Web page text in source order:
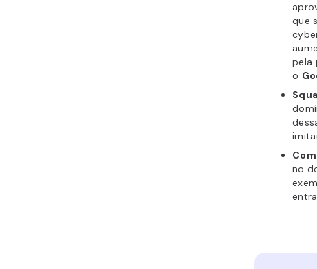
que
pela
o
no